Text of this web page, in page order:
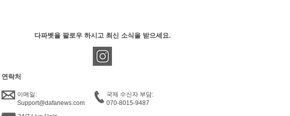
다파벳을 팔로우 하시고 최신 소식을 받으세요.
연락처
이메일:
Support@dafanews.com
국제 수신자 부담:
070-8015-9487